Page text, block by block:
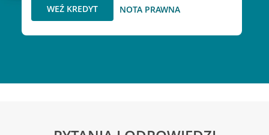
WEŹ KREDYT NOTA PRAWNA